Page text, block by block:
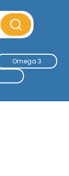
Omega 3